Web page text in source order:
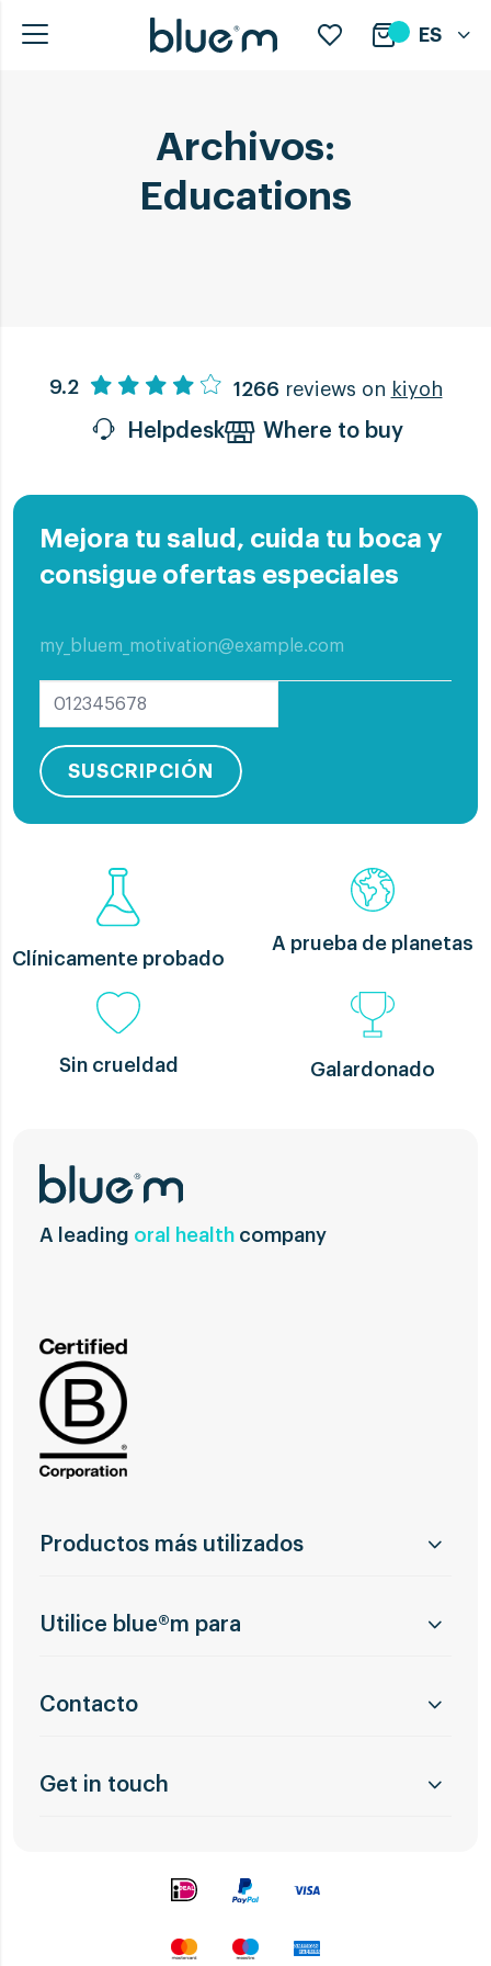
ES
Archivos:
Educations
9.2 1266 reviews on kiyoh
Helpdesk Where to buy
Mejora tu salud, cuida tu boca y
consigue ofertas especiales
SUSCRIPCIÓN
Clínicamente probado
A prueba de planetas
Sin crueldad Galardonado
A leading oral health company
Productos más utilizados
Utilice blue®m para
Contacto
Get in touch